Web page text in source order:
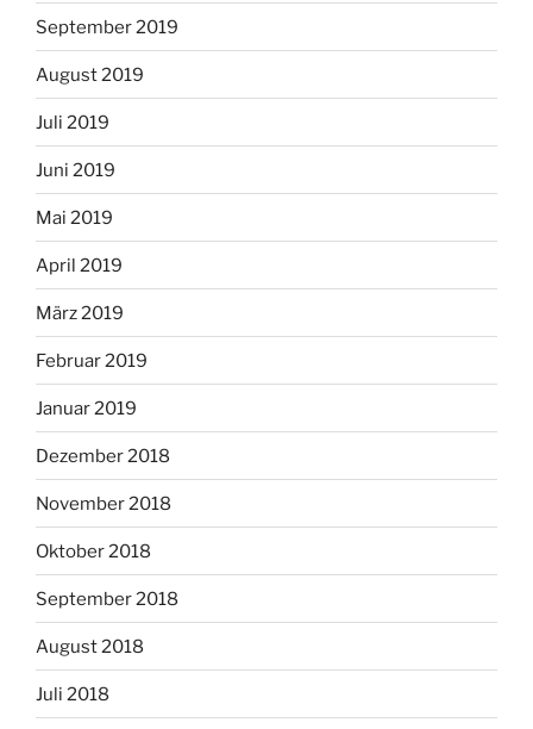
September 2019
August 2019
Juli 2019
Juni 2019
Mai 2019
April 2019
März 2019
Februar 2019
Januar 2019
Dezember 2018
November 2018
Oktober 2018
September 2018
August 2018
Juli 2018